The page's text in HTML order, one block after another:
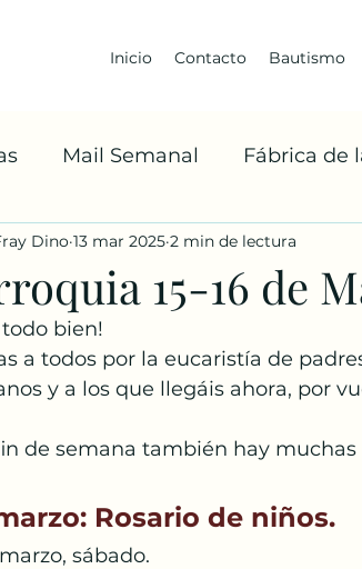
Inicio Contacto Bautismo
Mail Semanal Fábrica de
5+1 Cuaresma
Cáritas
Papa Francisco
15-16 de
Dino 13 mar 2025 2 min de lectura
todo bien!
a todos por la eucaristía de
y a los que llegáis ahora, por
de semana también hay
Rosario de niños.
sábado.